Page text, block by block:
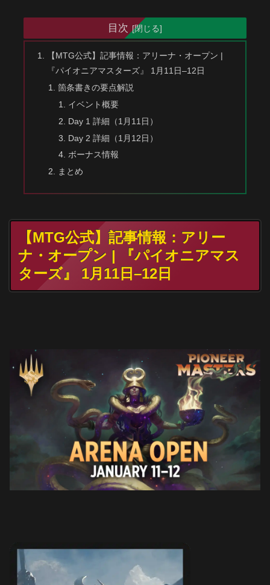
目次
【MTG公式】記事情報：アリーナ・オープン |
『パイオニアマスターズ』 1月11日–12日
箇条書きの要点解説
イベント概要
Day 1 詳細（1月11日）
Day 2 詳細（1月12日）
ボーナス情報
まとめ
【MTG公式】記事情報：アリー
ナ・オープン | 『パイオニアマス
ターズ』 1月11日–12日